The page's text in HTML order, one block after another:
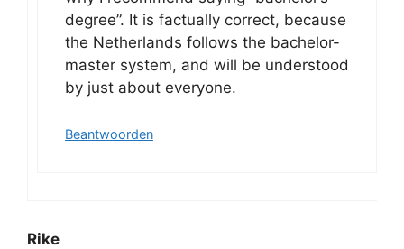
degree”. It is factually correct, because
the Netherlands follows the bachelor-
master system, and will be understood
by just about everyone.
Beantwoorden
Rike